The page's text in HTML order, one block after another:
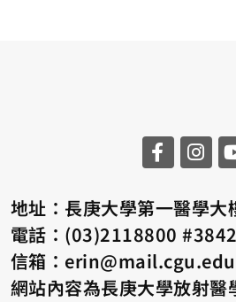
地址：長庚大學第一醫學大
電話：(03)2118800 #3842
信箱：
網站內容為長庚大學放射醫